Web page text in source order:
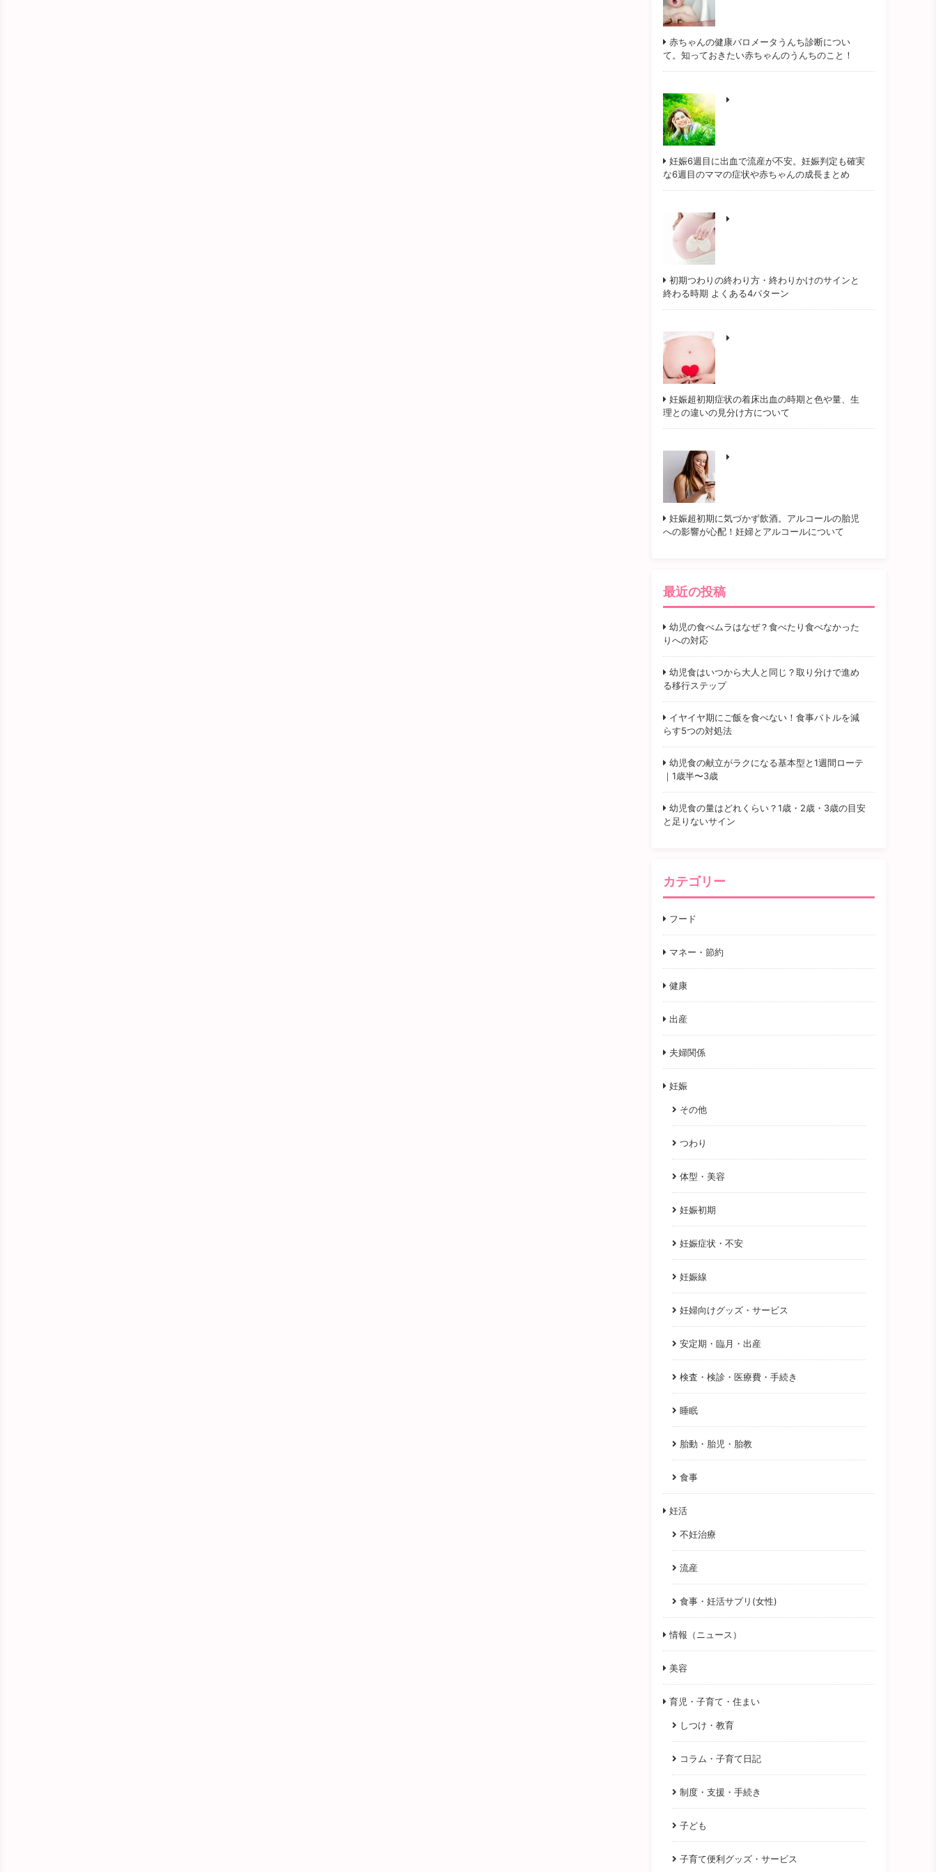
赤ちゃんの健康バロメータうんち診断につい
て。知っておきたい赤ちゃんのうんちのこと！
妊娠6週目に出血で流産が不安。妊娠判定も確実
な6週目のママの症状や赤ちゃんの成長まとめ
初期つわりの終わり方・終わりかけのサインと
終わる時期 よくある4パターン
妊娠超初期症状の着床出血の時期と色や量、生
理との違いの見分け方について
妊娠超初期に気づかず飲酒。アルコールの胎児
への影響が心配！妊婦とアルコールについて
最近の投稿
幼児の食べムラはなぜ？食べたり食べなかった
りへの対応
幼児食はいつから大人と同じ？取り分けで進め
る移行ステップ
イヤイヤ期にご飯を食べない！食事バトルを減
らす5つの対処法
幼児食の献立がラクになる基本型と1週間ローテ
｜1歳半〜3歳
幼児食の量はどれくらい？1歳・2歳・3歳の目安
と足りないサイン
カテゴリー
フード
マネー・節約
健康
出産
夫婦関係
妊娠
その他
つわり
体型・美容
妊娠初期
妊娠症状・不安
妊娠線
妊婦向けグッズ・サービス
安定期・臨月・出産
検査・検診・医療費・手続き
睡眠
胎動・胎児・胎教
食事
妊活
不妊治療
流産
食事・妊活サプリ(女性)
情報（ニュース）
美容
育児・子育て・住まい
しつけ・教育
コラム・子育て日記
制度・支援・手続き
子ども
子育て便利グッズ・サービス